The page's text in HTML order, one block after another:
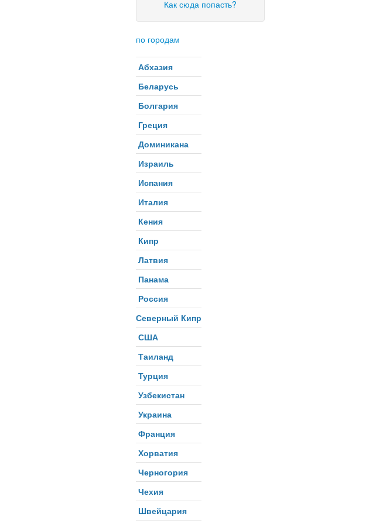
Как сюда попасть?
по городам
Абхазия
Беларусь
Болгария
Греция
Доминикана
Израиль
Испания
Италия
Кения
Кипр
Латвия
Панама
Россия
Северный Кипр
США
Таиланд
Турция
Узбекистан
Украина
Франция
Хорватия
Черногория
Чехия
Швейцария